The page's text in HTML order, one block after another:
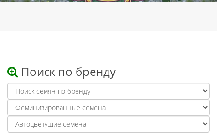
Поиск по бренду